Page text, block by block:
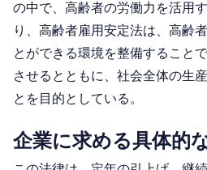
の中で、高齢者の労働力を活用
り、高齢者雇用安定法は、高齢
とができる環境を整備すること
させるとともに、社会全体の生
とを目的としている。
企業に求める具体的